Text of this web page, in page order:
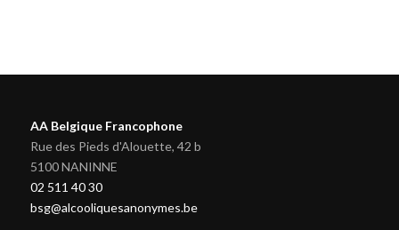
AA Belgique Francophone
Rue des Pieds d'Alouette, 42 b
5100 NANINNE
02 511 40 30
bsg@alcooliquesanonymes.be